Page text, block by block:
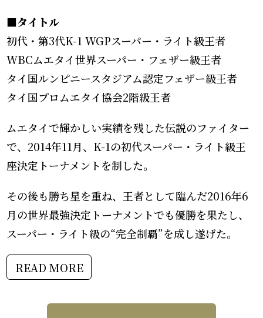
■タイトル
初代・第3代K-1 WGPスーパー・ライト級王者
WBCムエタイ世界スーパー・フェザー級王者
タイ国ルンピニースタジアム認定フェザー級王者
タイ国プロムエタイ協会2階級王者
ムエタイで輝かしい実績を残した伝説のファイター
で、2014年11月、K-1の初代スーパー・ライト級王
座決定トーナメントを制した。
その後も勝ち星を重ね、王者として臨んだ2016年6
月の世界最強決定トーナメントでも優勝を果たし、
スーパー・ライト級の“完全制覇”を成し遂げた。
READ MORE